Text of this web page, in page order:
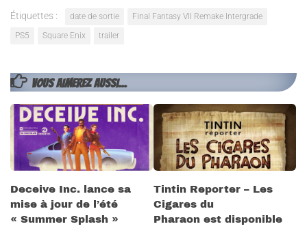
Étiquettes : date de sortie
Final Fantasy VII Remake Intergrade
PS5
Square Enix trailer
VOUS AIMEREZ AUSSI...
Deceive Inc. lance sa
mise à jour de l’été
« Summer Splash »
Tintin Reporter – Les
Cigares du
Pharaon est disponible